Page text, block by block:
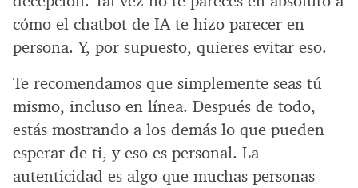
cómo el chatbot de IA te hizo parecer en
persona. Y, por supuesto, quieres evitar eso.
Te recomendamos que simplemente seas tú
mismo, incluso en línea. Después de todo,
estás mostrando a los demás lo que pueden
esperar de ti, y eso es personal. La
autenticidad es algo que muchas personas